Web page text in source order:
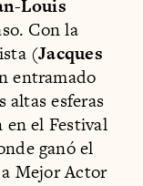
Louis
Con la
(Jacques
entramado
altas esferas
en el Festival
ganó el
Mejor Actor